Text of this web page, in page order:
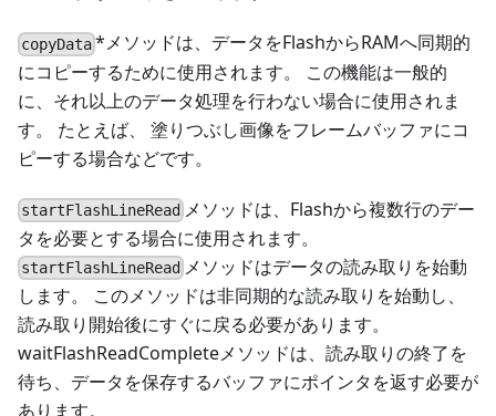
copyData *メソッドは、データをFlashからRAMへ同期的
にコピーするために使用されます。 この機能は一般的
に、それ以上のデータ処理を行わない場合に使用されま
す。 たとえば、 塗りつぶし画像をフレームバッファにコ
ピーする場合などです。
startFlashLineRead メソッドは、Flashから複数行のデー
タを必要とする場合に使用されます。
startFlashLineRead メソッドはデータの読み取りを始動
します。 このメソッドは非同期的な読み取りを始動し、
読み取り開始後にすぐに戻る必要があります。
waitFlashReadCompleteメソッドは、読み取りの終了を
待ち、データを保存するバッファにポインタを返す必要が
あります。